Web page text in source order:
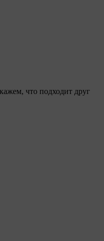
что подходит друг